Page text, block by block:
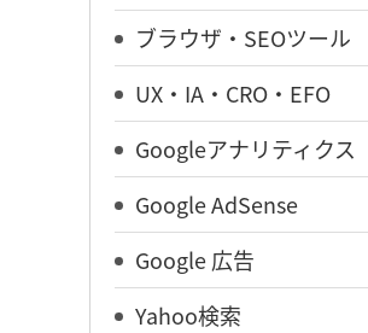
ブラウザ・SEOツール
UX・IA・CRO・EFO
Googleアナリティクス
Google AdSense
Google 広告
Yahoo検索